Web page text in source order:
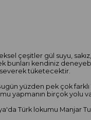
çeşitler gül suyu,
bunları kendiniz
tüketecektir.
yüzden pek çok
yapmanın birçok yolu
Türk lokumu Manjar